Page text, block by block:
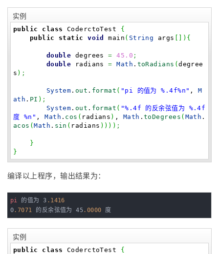
实例
public class CoderctoTest {
public
static void main ( String args ) {
double degrees= 45.0 ;
double radians= Math . toRadians (degree
s ) ;
System . out . format ( "pi 的值为 %.4f%n" ,M
ath . PI ) ;
System . out . format ( "%.4f 的反余弦值为 %.4f
度 %n" ,Math . cos ( radians ) , Math .toDegrees ( Math .
acos (Math . sin ( radians ) ) ) ) ;
}
}
编译以上程序，输出结果为：
pi 的值为 3 .1416
0.7071 的反余弦值为 45.0000 度
实例
public class CoderctoTest {